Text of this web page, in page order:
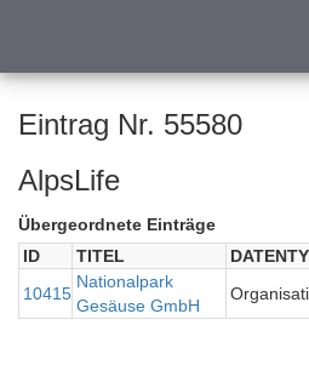
Eintrag Nr. 55580
AlpsLife
Übergeordnete Einträge
ID
TITEL
10415
Nationalpark
Gesäuse GmbH